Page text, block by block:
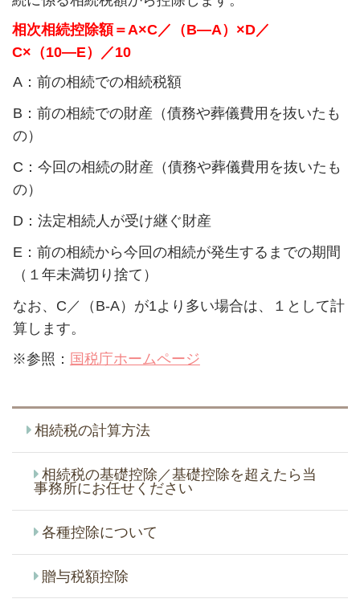
相次相続控除額＝A×C／（B―A）×D／
C×（10―E）／10
A：前の相続での相続税額
B：前の相続での財産（債務や葬儀費用を抜いたも
の）
C：今回の相続の財産（債務や葬儀費用を抜いたも
の）
D：法定相続人が受け継ぐ財産
E：前の相続から今回の相続が発生するまでの期間
（１年未満切り捨て）
なお、C／（B-A）が1より多い場合は、１として計
算します。
※参照： 国税庁ホームページ
相続税の計算方法
相続税の基礎控除／基礎控除を超えたら当
事務所にお任せください
各種控除について
贈与税額控除